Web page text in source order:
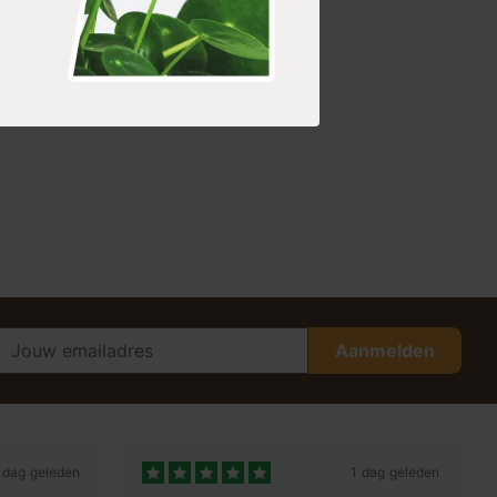
Aanmelden
dag geleden 1 dag geleden